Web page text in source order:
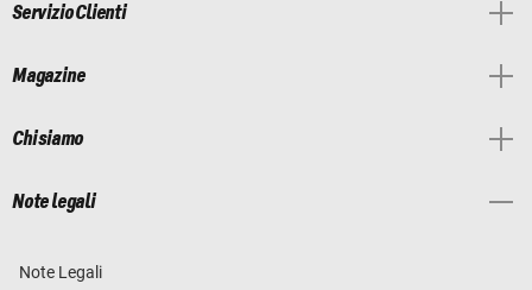
Servizio Clienti
Magazine
Chi siamo
Note legali
Note Legali